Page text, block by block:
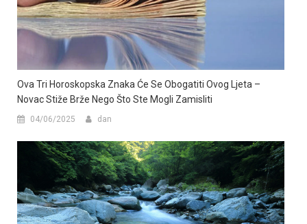
Ova Tri Horoskopska Znaka Će Se Obogatiti Ovog Ljeta –
Novac Stiže Brže Nego Što Ste Mogli Zamisliti
04/06/2025 dan